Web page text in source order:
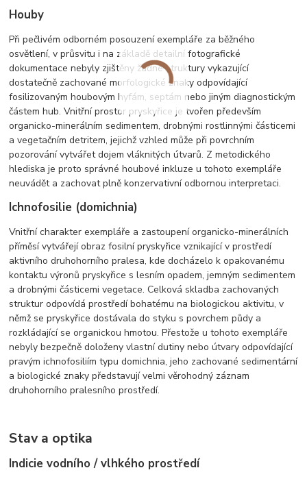
Houby
Při pečlivém odborném posouzení exempláře za běžného
osvětlení, v průsvitu i na základě detailní fotografické
dokumentace nebyly zjištěny žádné struktury vykazující
dostatečně zachované morfologické znaky odpovídající
fosilizovaným houbovým hyfám, septám nebo jiným diagnostickým
částem hub. Vnitřní prostor pryskyřice je tvořen především
organicko-minerálním sedimentem, drobnými rostlinnými částicemi
a vegetačním detritem, jejichž vzhled může při povrchním
pozorování vytvářet dojem vláknitých útvarů. Z metodického
hlediska je proto správné houbové inkluze u tohoto exempláře
neuvádět a zachovat plně konzervativní odbornou interpretaci.
Ichnofosilie (domichnia)
Vnitřní charakter exempláře a zastoupení organicko-minerálních
příměsí vytvářejí obraz fosilní pryskyřice vznikající v prostředí
aktivního druhohorního pralesa, kde docházelo k opakovanému
kontaktu výronů pryskyřice s lesním opadem, jemným sedimentem
a drobnými částicemi vegetace. Celková skladba zachovaných
struktur odpovídá prostředí bohatému na biologickou aktivitu, v
němž se pryskyřice dostávala do styku s povrchem půdy a
rozkládající se organickou hmotou. Přestože u tohoto exempláře
nebyly bezpečně doloženy vlastní dutiny nebo útvary odpovídající
pravým ichnofosiliím typu domichnia, jeho zachované sedimentární
a biologické znaky představují velmi věrohodný záznam
druhohorního pralesního prostředí.
Stav a optika
Indicie vodního / vlhkého prostředí